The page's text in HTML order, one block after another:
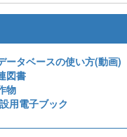
ータベースの使い方(動画)
図書
物
用電子ブック